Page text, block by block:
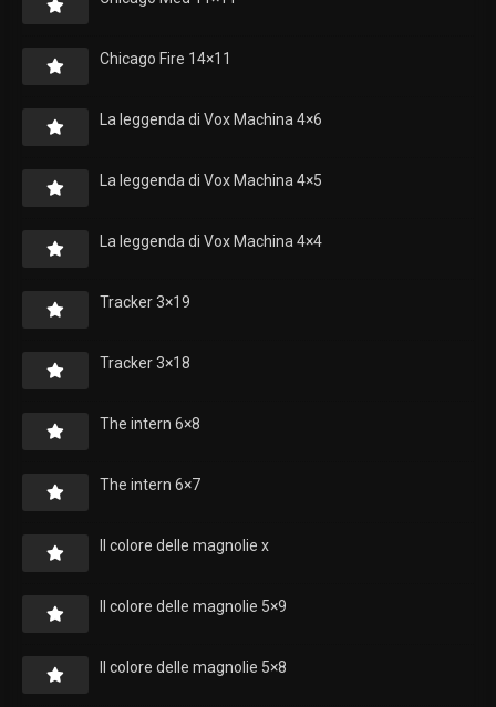
Chicago Fire 14×11
La leggenda di Vox Machina 4×6
La leggenda di Vox Machina 4×5
La leggenda di Vox Machina 4×4
Tracker 3×19
Tracker 3×18
The intern 6×8
The intern 6×7
Il colore delle magnolie x
Il colore delle magnolie 5×9
Il colore delle magnolie 5×8